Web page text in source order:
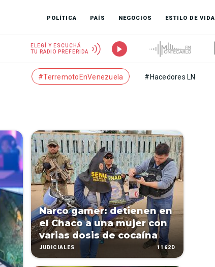
POLÍTICA PAÍS NEGOCIOS ESTILO DE VIDA
ELEGÍ Y ESCUCHÁ
TU RADIO PREFERIDA
#TerremotoEnVenezuela #Hacedores LN
Narco gamer: detienen en
el Chaco a una mujer con
varias dosis de cocaína
JUDICIALES 1162D